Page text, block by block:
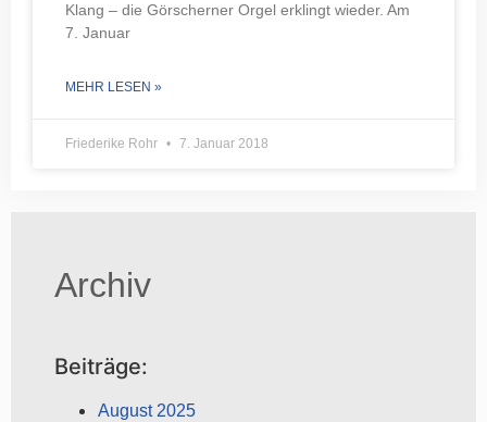
Klang – die Görscherner Orgel erklingt wieder. Am
7. Januar
MEHR LESEN »
Friederike Rohr 7. Januar 2018
Archiv
Beiträge:
August 2025